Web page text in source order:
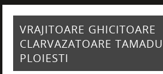
VRAJITOARE GHICITOARE
CLARVAZATOARE
PLOIESTI